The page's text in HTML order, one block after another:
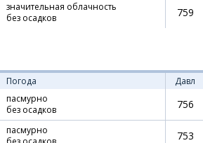
значительная облачность
без осадков
759
Погода Давл
пасмурно
без осадков
756
пасмурно
753